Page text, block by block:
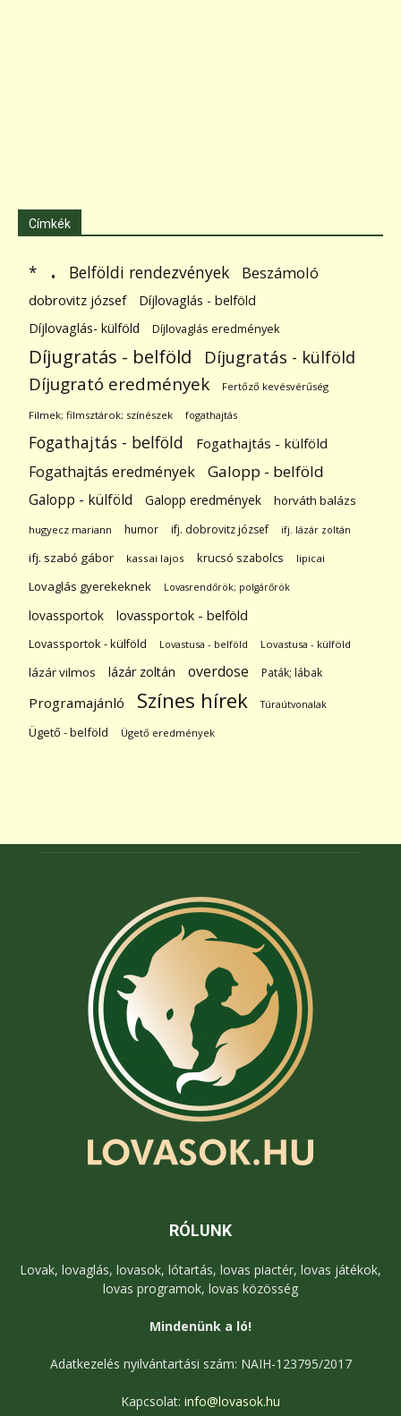
Címkék
* . Belföldi rendezvények Beszámoló
dobrovitz józsef
Díjlovaglás - belföld
Díjlovaglás- külföld
Díjlovaglás eredmények
Díjugratás - belföld Díjugratás - külföld
Díjugrató eredmények Fertőző kevésvérűség
Filmek; filmsztárok; színészek fogathajtás
Fogathajtás - belföld Fogathajtás - külföld
Fogathajtás eredmények Galopp - belföld
Galopp - külföld Galopp eredmények horváth balázs
hugyecz mariann humor ifj. dobrovitz józsef ifj. lázár zoltán
ifj. szabó gábor kassai lajos krucsó szabolcs lipicai
Lovaglás gyerekeknek Lovasrendőrök; polgárőrök
lovassportok lovassportok - belföld
Lovassportok - külföld Lovastusa - belföld Lovastusa - külföld
lázár vilmos lázár zoltán overdose Paták; lábak
Programajánló Színes hírek Túraútvonalak
Ügető - belföld Ügető eredmények
RÓLUNK
Lovak, lovaglás, lovasok, lótartás, lovas piactér, lovas játékok,
lovas programok, lovas közösség
Mindenünk a ló!
Adatkezelés nyilvántartási szám: NAIH-123795/2017
Kapcsolat: info@lovasok.hu